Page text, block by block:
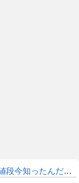
やっっっっっっすwwwww